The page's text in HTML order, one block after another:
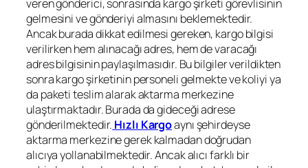
veren gönderici, sonrasında kargo şirketi görevlisinin
gelmesini ve gönderiyi almasını beklemektedir.
Ancak burada dikkat edilmesi gereken, kargo bilgisi
verilirken hem alınacağı adres, hem de varacağı
adres bilgisinin paylaşılmasıdır. Bu bilgiler verildikten
sonra kargo şirketinin personeli gelmekte ve koliyi ya
da paketi teslim alarak aktarma merkezine
ulaştırmaktadır. Burada da gideceği adrese
gönderilmektedir. Hızlı Kargoaynı şehirdeyse
aktarma merkezine gerek kalmadan doğrudan
alıcıya yollanabilmektedir. Ancak alıcı farklı bir